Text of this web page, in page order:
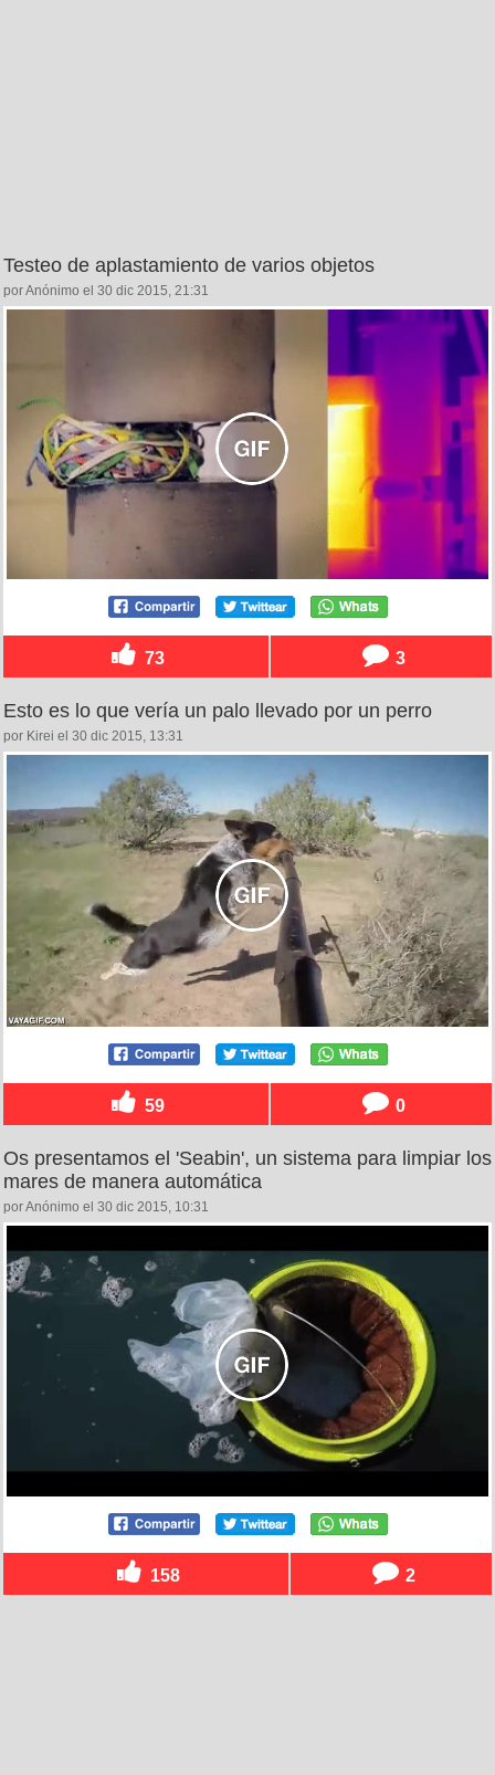
Testeo de aplastamiento de varios objetos
por Anónimo el 30 dic 2015, 21:31
73 3
Esto es lo que vería un palo llevado por un perro
por Kirei el 30 dic 2015, 13:31
59 0
Os presentamos el 'Seabin', un sistema para limpiar los
mares de manera automática
por Anónimo el 30 dic 2015, 10:31
158 2